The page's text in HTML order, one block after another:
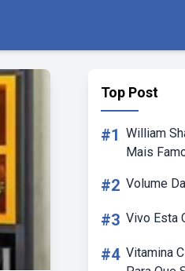
Top Post
#1 William
Mais
#2 Volume
#3 Vivo Esta
#4 Vitamina